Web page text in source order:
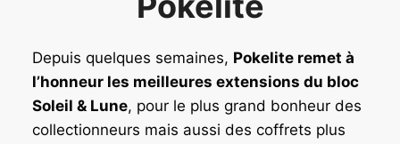
Depuis quelques semaines, Pokelite remet à
l’honneur les meilleures extensions du bloc
Soleil & Lune, pour le plus grand bonheur des
collectionneurs mais aussi des coffrets plus